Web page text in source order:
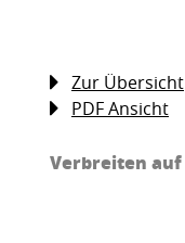
Zur Übersicht
PDF Ansicht
Verbreiten auf